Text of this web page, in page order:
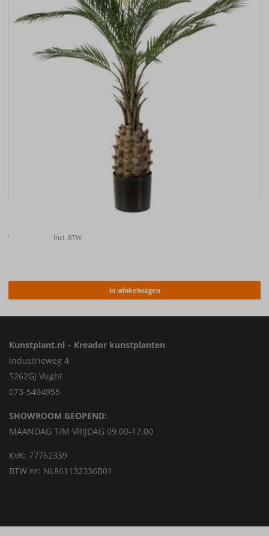
Kunstplant Palm UV 150cm
€ Incl. BTW
in winkelwagen
Kunstplant.nl – Kreador kunstplanten
Industrieweg 4
5262GJ Vught
073-5494955
SHOWROOM GEOPEND:
MAANDAG T/M VRIJDAG 09.00-17.00
KvK: 77762339
BTW nr: NL861132336B01